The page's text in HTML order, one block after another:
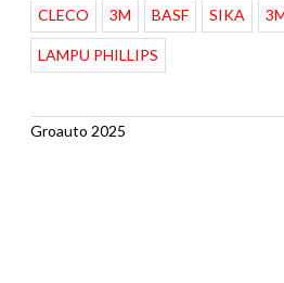
CLECO 3M BASF SIKA
LAMPU PHILLIPS
Groauto 2025